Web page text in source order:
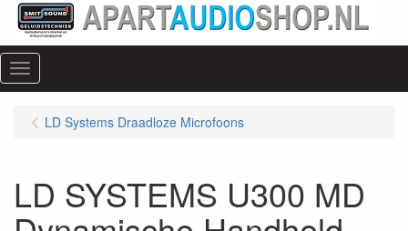
Menu
LD Systems Draadloze Microfoons
LD SYSTEMS U300 MD